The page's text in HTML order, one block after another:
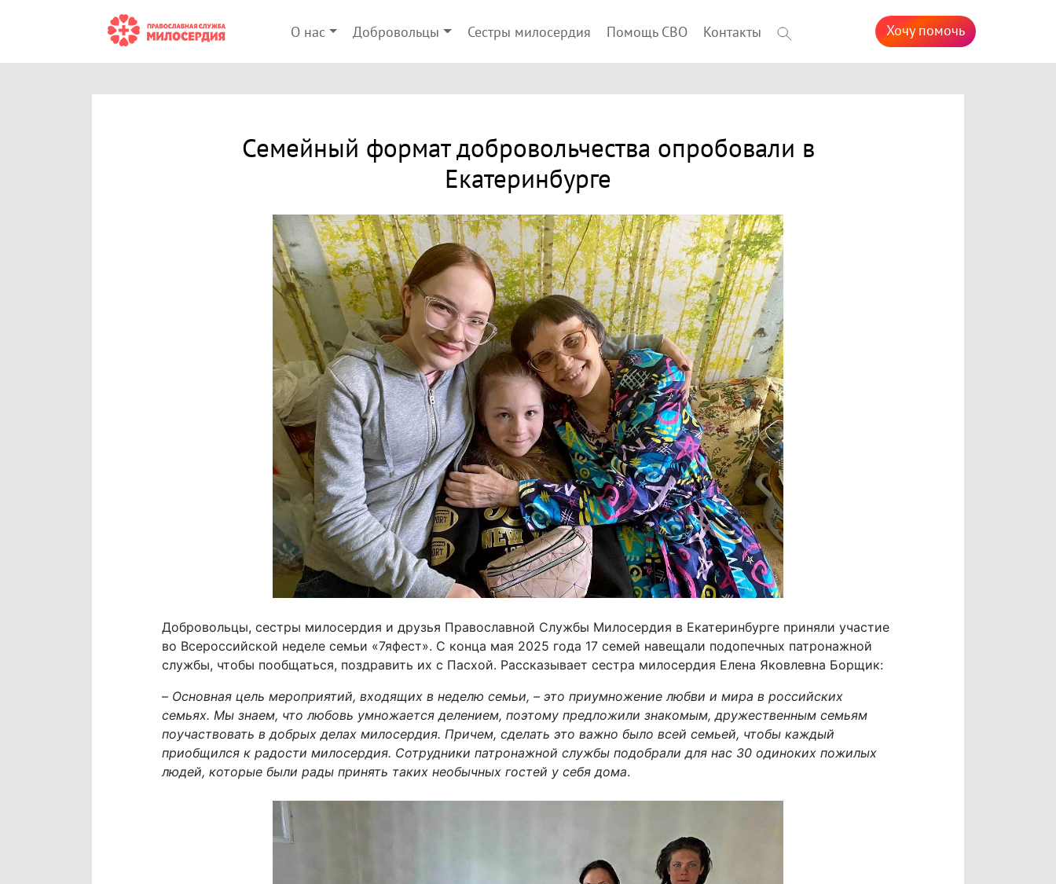
О нас Добровольцы Сестры милосердия Помощь СВО Контакты Хочу помочь
Семейный формат добровольчества опробовали в
Екатеринбурге
Добровольцы, сестры милосердия и друзья Православной Службы Милосердия в Екатеринбурге приняли участие
во Всероссийской неделе семьи «7яфест». С конца мая 2025 года 17 семей навещали подопечных патронажной
службы, чтобы пообщаться, поздравить их с Пасхой. Рассказывает сестра милосердия Елена Яковлевна Борщик:
– Основная цель мероприятий, входящих в неделю семьи, – это приумножение любви и мира в российских
семьях. Мы знаем, что любовь умножается делением, поэтому предложили знакомым, дружественным семьям
поучаствовать в добрых делах милосердия. Причем, сделать это важно было всей семьей, чтобы каждый
приобщился к радости милосердия. Сотрудники патронажной службы подобрали для нас 30 одиноких пожилых
людей, которые были рады принять таких необычных гостей у себя дома.